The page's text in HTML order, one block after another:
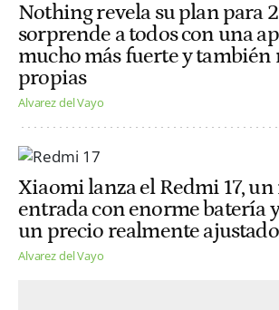
Nothing revela su plan para
sorprende a todos con una
mucho más fuerte y también
propias
Alvarez del Vayo
Xiaomi lanza el Redmi 17,
entrada con enorme batería
un precio realmente ajustado
Alvarez del Vayo